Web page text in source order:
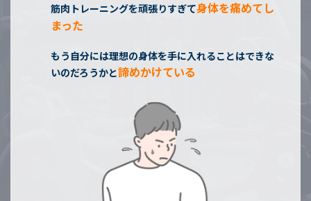
筋肉トレーニングを頑張りすぎて身体を痛めてし
まった
もう自分には理想の身体を手に入れることはできな
いのだろうかと諦めかけている